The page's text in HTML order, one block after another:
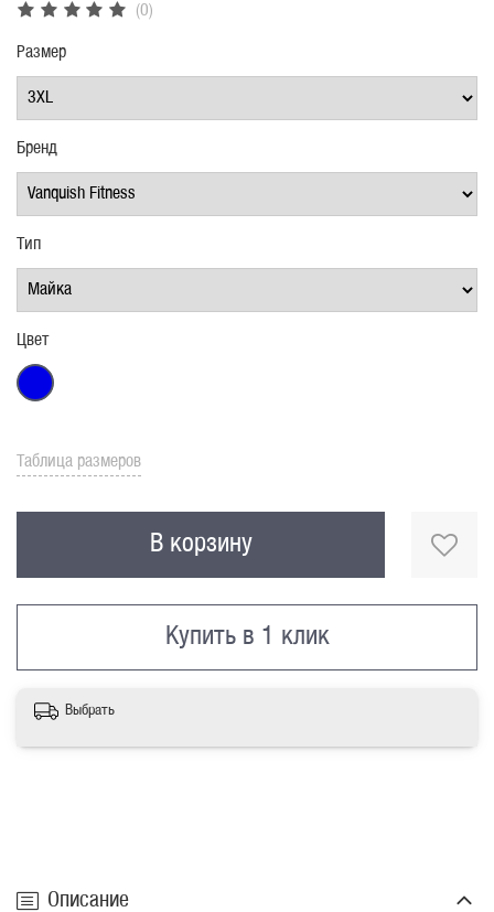
(0)
Таблица размеров
В корзину
Купить в 1 клик
Размер
Цвет
Бренд
Тип
Выбрать
Описание